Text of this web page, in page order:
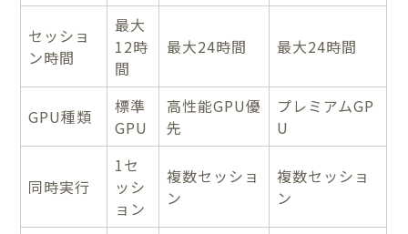
セッショ
ン時間
最大
12時
間
最大24時間 最大24時間
GPU種類
標準
GPU
高性能GPU優
先
プレミアムGP
U
同時実行
1セ
ッシ
ョン
複数セッショ
ン
複数セッショ
ン